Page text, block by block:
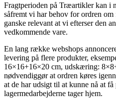
Fragtperioden på Træartikler kan i
såfremt vi har behov for ordren om
ganske relevant at vi efterser den
vedkommende vare.
En lang række webshops
levering på flere produkter,
16×16+16×20 cm, udskæring:
nødvendiggør at ordren køres
at de har udsigt til at kunne nå at
lagermedarbejderne tager hjem.